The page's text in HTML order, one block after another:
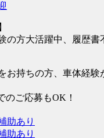
の方大活躍中、履歴書
お持ちの方、車体経験
のご応募もOK！
助あり
助あり